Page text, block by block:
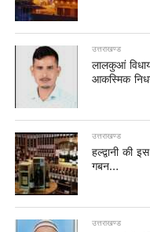
उत्तराखण्ड
लालकुआं
आकस्मिक
उत्तराखण्ड
हल्द्वानी की
गबन…
उत्तराखण्ड